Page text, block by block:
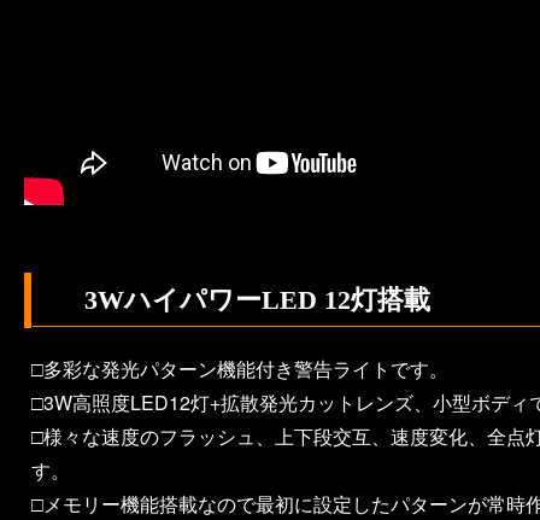
3WハイパワーLED 12灯搭載
□多彩な発光パターン機能付き警告ライトです。
□3W高照度LED12灯+拡散発光カットレンズ、小型ボディ
□様々な速度のフラッシュ、上下段交互、速度変化、全点
す。
□メモリー機能搭載なので最初に設定したパターンが常時